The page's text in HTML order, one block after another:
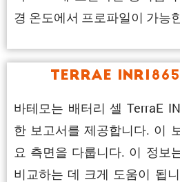
경 온도에서 프로파일이 가능
TerraE
바테모는 배터리 셀 TerraE
한 보고서를 제공합니다. 이
요 측면을 다룹니다. 이 정보
비교하는 데 크게 도움이 됩